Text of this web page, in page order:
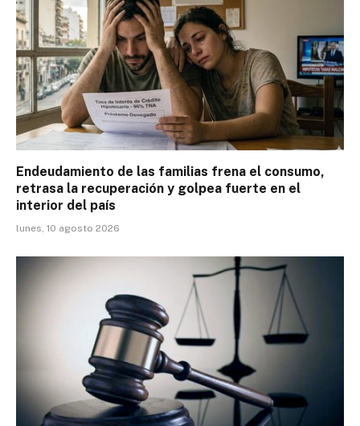
Endeudamiento de las familias frena el consumo,
retrasa la recuperación y golpea fuerte en el
interior del país
lunes, 10 agosto 2026